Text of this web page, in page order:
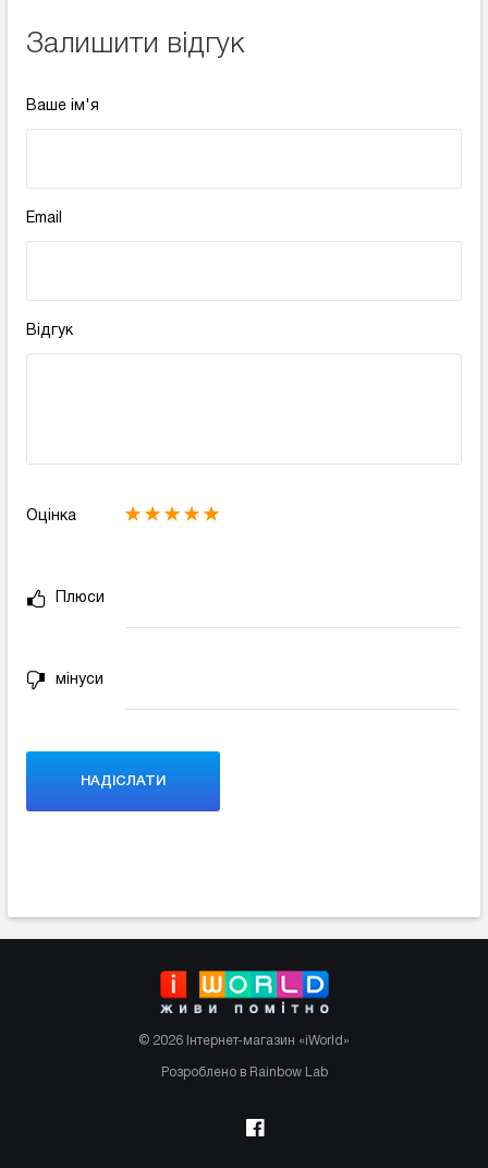
Залишити відгук
Ваше ім'я
Email
Відгук
Оцінка
Плюси
мінуси
© 2026 Інтернет-магазин «iWorld»
Розроблено в Rainbow Lab